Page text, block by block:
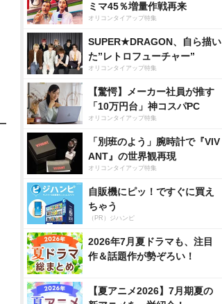
ミマ45％増量作戦再来
オリコンタイアップ特集
SUPER★DRAGON、自ら描い
た”レトロフューチャー”
オリコンタイアップ特集
【驚愕】メーカー社員が推す
「10万円台」神コスパPC
オリコンタイアップ特集
「別班のよう」腕時計で『VIV
ANT』の世界観再現
オリコンタイアップ特集
自販機にピッ！ですぐに買え
ちゃう
（PR）ジハンピ
2026年7月夏ドラマも、注目
作＆話題作が勢ぞろい！
【夏アニメ2026】7月期夏の